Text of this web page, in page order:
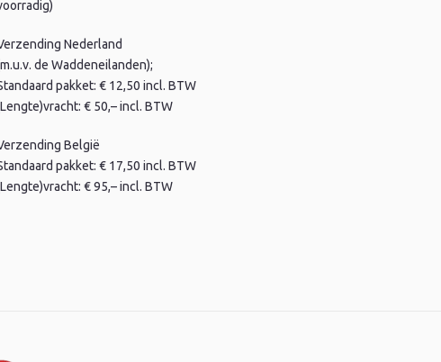
Nederland
de Waddeneilanden);
pakket: € 12,50 incl. BTW
€ 50,– incl. BTW
België
pakket: € 17,50 incl. BTW
€ 95,– incl. BTW